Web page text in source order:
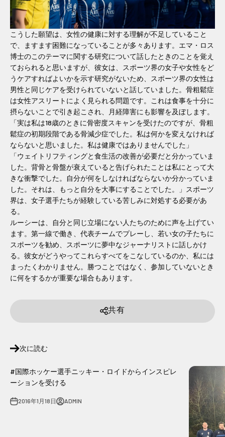
こうした願望は、女性の健康に対する理解が不足していること
で、ますます困難になっていることが多々あります。エマ・ロス
博士のこのテーマに関する研究について話したときのことを覚え
ておられると思いますが、彼女は、スポーツ界の女子や女性をど
うケアすればよいかを示す研究がないため、スポーツ界の女性は
男性と同じケアを受けられていないと話していました。骨粗鬆症
は女性アスリートによく見られる問題です。これは食事を十分に
摂らないことで引き起こされ、月経障害にも影響を及ぼします。
「実は私は18歳のときに骨密度スキャンを受けたのですが、骨粗
鬆症の初期段階である骨減少症でした。私は何かを変えなければ
ならないと思いました。私は健康ではありませんでした」
「ウェイトリフティングと食生活の改善が必要だと分かっていま
した。背骨と骨盤が衰​​えていると告げられたことは私にとって大
きな衝撃でした。自分が何をしなければならないか分かっていま
した。それは、もっと自分を大事にすることでした。」スポーツ
界は、女子選手たちが経験している苦しみに対処する必要があ
る。
ルーシーは、自分と同じ立場にない人たちのために声を上げてい
ます。第一線で働き、代表チームでプレーし、若い女の子たちに
スポーツを勧め、スポーツに夢中なジャーナリストに話しかけ
る。彼女がどうやってこれらすべてをこなしているのか、私には
まったくわかりません。勝つことではなく、参加していないとき
に何をするかが重要な場合もあります。
共有
次に読む
#国際ホッケー選手ニッキー・ロイドからインスピレ
ーションを受ける
2016年1月18日 ADMIN